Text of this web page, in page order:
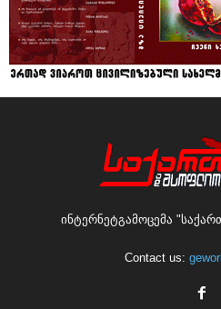
ინტერნეტგამოცემა
Contact us: